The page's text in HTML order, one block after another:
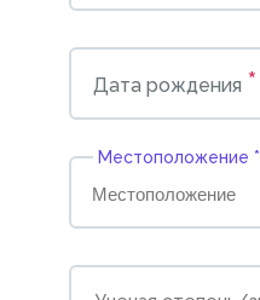
Дата рождения *
Местоположение *